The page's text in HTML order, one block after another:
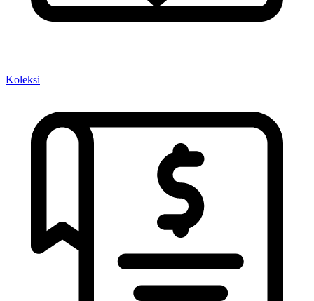
Koleksi